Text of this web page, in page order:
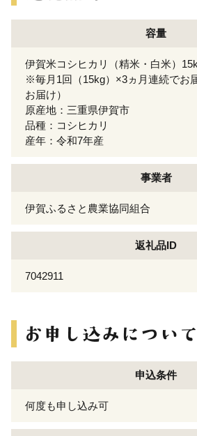
容量
伊賀米コシヒカリ（精米・白米）
※毎月1回（15kg）×3ヵ月連続でお
お届け）
原産地：三重県伊賀市
品種：コシヒカリ
産年：令和7年産
事業者
伊賀ふるさと農業協同組合
返礼品ID
7042911
申込条件
何度も申し込み可